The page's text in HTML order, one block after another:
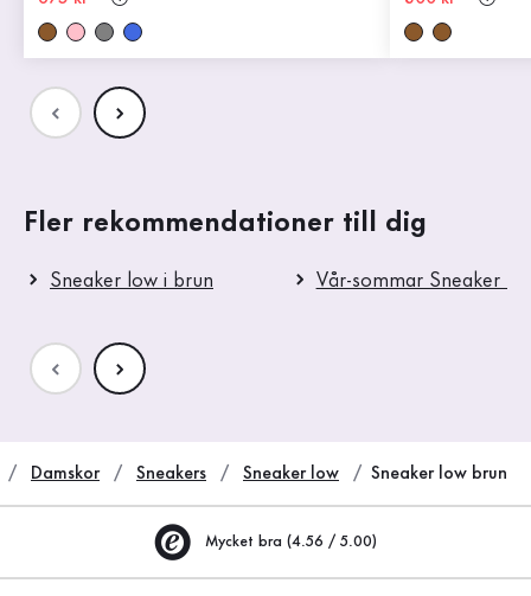
Fler rekommendationer till dig
Sneaker low i brun Vår-sommar Sneaker
Damskor Sneakers Sneaker low Sneaker low brun
Mycket bra (4.56 / 5.00)